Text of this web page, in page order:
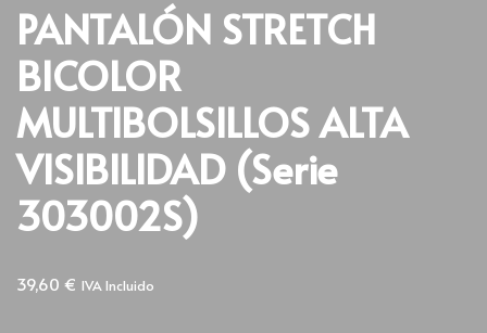
PANTALÓN STRETCH
BICOLOR
MULTIBOLSILLOS ALTA
VISIBILIDAD (Serie
303002S)
39,60 € IVA Incluido